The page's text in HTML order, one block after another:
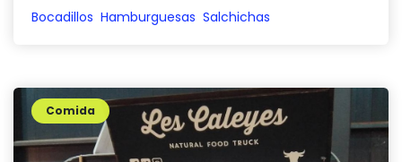
Bocadillos Hamburguesas Salchichas
Comida